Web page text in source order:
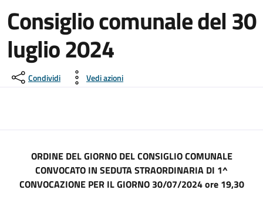
Consiglio comunale del 30
luglio 2024
Condividi Vedi azioni
ORDINE DEL GIORNO DEL CONSIGLIO COMUNALE
CONVOCATO IN SEDUTA STRAORDINARIA DI 1^
CONVOCAZIONE PER IL GIORNO 30/07/2024 ore 19,30